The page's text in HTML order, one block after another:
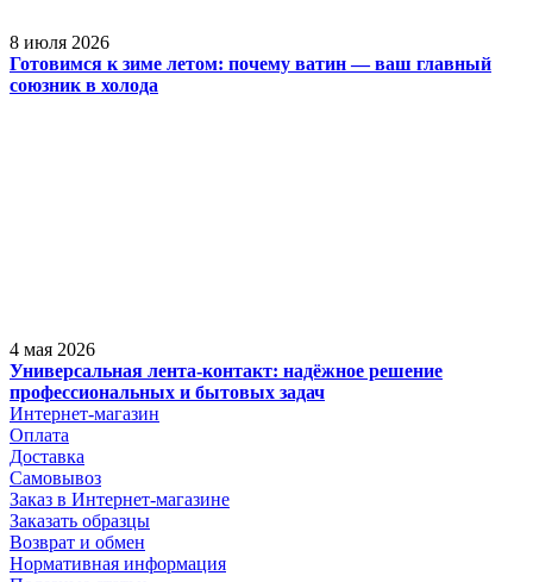
8 июля 2026
Готовимся к зиме летом: почему ватин — ваш главный
союзник в холода
4 мая 2026
Универсальная лента-контакт: надёжное решение
профессиональных и бытовых задач
Интернет-магазин
Оплата
Доставка
Самовывоз
Заказ в Интернет-магазине
Заказать образцы
Возврат и обмен
Нормативная информация